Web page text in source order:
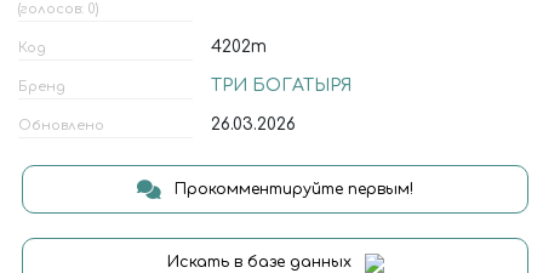
(голосов: 0)
Код 4202т
Бренд ТРИ БОГАТЫРЯ
Обновлено 26.03.2026
Прокомментируйте первым!
Искать в базе данных